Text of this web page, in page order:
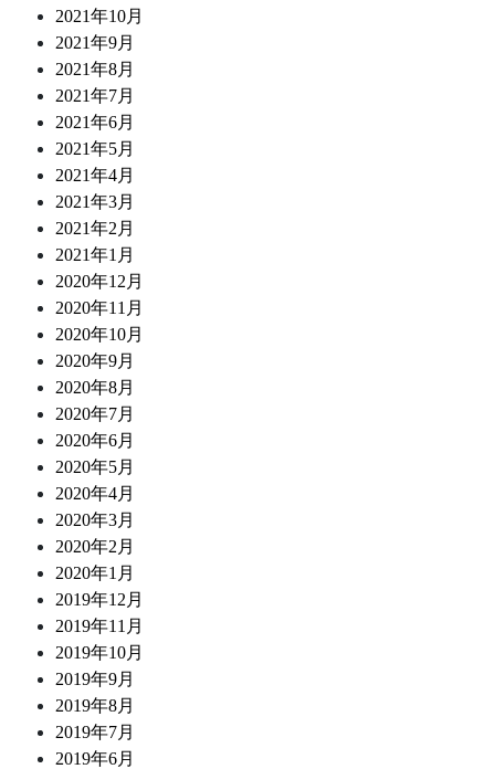
2021年10月
2021年9月
2021年8月
2021年7月
2021年6月
2021年5月
2021年4月
2021年3月
2021年2月
2021年1月
2020年12月
2020年11月
2020年10月
2020年9月
2020年8月
2020年7月
2020年6月
2020年5月
2020年4月
2020年3月
2020年2月
2020年1月
2019年12月
2019年11月
2019年10月
2019年9月
2019年8月
2019年7月
2019年6月